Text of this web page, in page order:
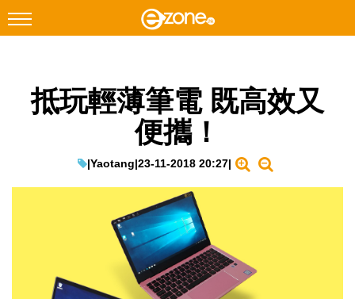
Facebook Instagram
遊戲動漫
IT Times
抵玩輕薄筆電 既高效又
便攜！
|Yaotang|23-11-2018 20:27|